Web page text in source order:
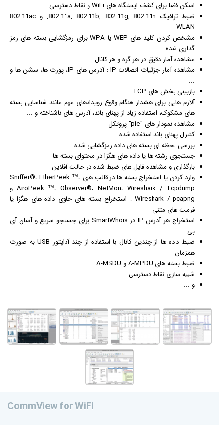
اسکن فضا برای کشف ایستگاه های WiFi و نقاط دسترسی
ضبط ترافیک 802.11a, 802.11b, 802.11g, 802.11n, و 802.11ac
WLAN
مشخص کردن کلید های WEP یا WPA برای رمزگشایی بسته های رمز
گذاری شده
مشاهده آمار دقیق در هر گره و هر کانال
مشاهده آمار جزئیات اتصالات IP : آدرس های IP، پورت ها، سشن ها و
...
بازبینی بخش های TCP
آلارم هایی برای هشدار هنگام وقوع رویدادهای مهم مانند شناسایی بسته
های مشکوک، استفاده زیاد از پهنای باند، آدرس های ناشناخته و ...
مشاهده نمودار های "pie" پروتکل
کنترل پهنای باند استفاده شده
بررسی لحظه ای بسته های داده رمزگشایی شده
جستجوی رشته ها یا داده های هگزا در محتوای بسته ها
بارگذاری و مشاهده فایل های ضبط شده در حالت آفلاین
وارد کردن یا استخراج بسته ها در قالب های Sniffer®، EtherPeek ™،
AiroPeek ™، Observer®، NetMon، Wireshark / Tcpdump و
Wireshark / pcapng ، استخراج بسته های حاوی داده های هگزا یا
فرمت های متنی
استخراج هر آدرس IP در SmartWhois برای جستجو سریع و آسان آی
پی
ضبط داده ها از چندین کانال با استفاده از چند آداپتور USB به صورت
همزمان
ضبط بسته های A-MPDU و A-MSDU
شبیه سازی نقاط دسترسی
و ...
CommView for WiFi